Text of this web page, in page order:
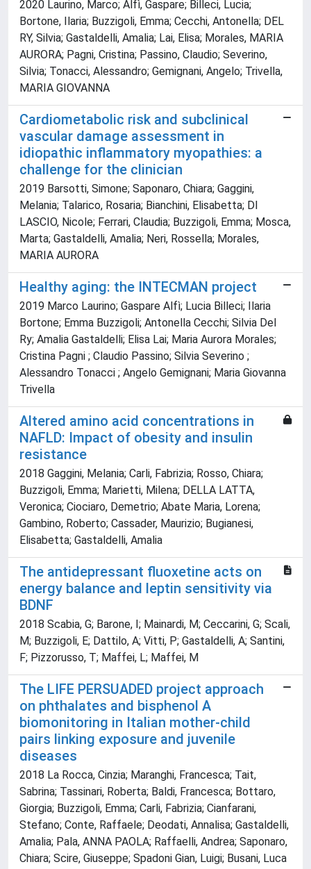
2020 Laurino, Marco; Alfì, Gaspare; Billeci, Lucia;
Bortone, Ilaria; Buzzigoli, Emma; Cecchi, Antonella; DEL
RY, Silvia; Gastaldelli, Amalia; Lai, Elisa; Morales, MARIA
AURORA; Pagni, Cristina; Passino, Claudio; Severino,
Silvia; Tonacci, Alessandro; Gemignani, Angelo; Trivella,
MARIA GIOVANNA
Cardiometabolic risk and subclinical
vascular damage assessment in
idiopathic inflammatory myopathies: a
challenge for the clinician
2019 Barsotti, Simone; Saponaro, Chiara; Gaggini,
Melania; Talarico, Rosaria; Bianchini, Elisabetta; DI
LASCIO, Nicole; Ferrari, Claudia; Buzzigoli, Emma; Mosca,
Marta; Gastaldelli, Amalia; Neri, Rossella; Morales,
MARIA AURORA
Healthy aging: the INTECMAN project
2019 Marco Laurino; Gaspare Alfì; Lucia Billeci; Ilaria
Bortone; Emma Buzzigoli; Antonella Cecchi; Silvia Del
Ry; Amalia Gastaldelli; Elisa Lai; Maria Aurora Morales;
Cristina Pagni ; Claudio Passino; Silvia Severino ;
Alessandro Tonacci ; Angelo Gemignani; Maria Giovanna
Trivella
Altered amino acid concentrations in
NAFLD: Impact of obesity and insulin
resistance
2018 Gaggini, Melania; Carli, Fabrizia; Rosso, Chiara;
Buzzigoli, Emma; Marietti, Milena; DELLA LATTA,
Veronica; Ciociaro, Demetrio; Abate Maria, Lorena;
Gambino, Roberto; Cassader, Maurizio; Bugianesi,
Elisabetta; Gastaldelli, Amalia
The antidepressant fluoxetine acts on
energy balance and leptin sensitivity via
BDNF
2018 Scabia, G; Barone, I; Mainardi, M; Ceccarini, G; Scali,
M; Buzzigoli, E; Dattilo, A; Vitti, P; Gastaldelli, A; Santini,
F; Pizzorusso, T; Maffei, L; Maffei, M
The LIFE PERSUADED project approach
on phthalates and bisphenol A
biomonitoring in Italian mother-child
pairs linking exposure and juvenile
diseases
2018 La Rocca, Cinzia; Maranghi, Francesca; Tait,
Sabrina; Tassinari, Roberta; Baldi, Francesca; Bottaro,
Giorgia; Buzzigoli, Emma; Carli, Fabrizia; Cianfarani,
Stefano; Conte, Raffaele; Deodati, Annalisa; Gastaldelli,
Amalia; Pala, ANNA PAOLA; Raffaelli, Andrea; Saponaro,
Chiara; Scire, Giuseppe; Spadoni Gian, Luigi; Busani, Luca